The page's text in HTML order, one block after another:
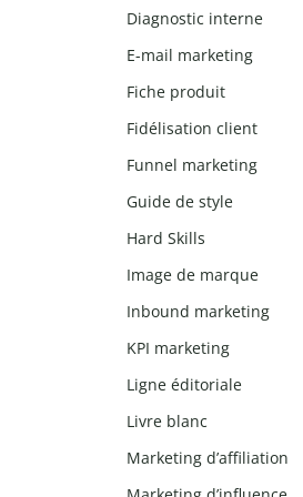
Diagnostic interne
E-mail marketing
Fiche produit
Fidélisation client
Funnel marketing
Guide de style
Hard Skills
Image de marque
Inbound marketing
KPI marketing
Ligne éditoriale
Livre blanc
Marketing d’affiliation